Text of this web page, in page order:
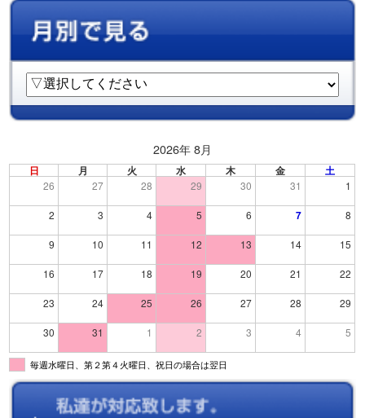
2026年 8月
日 月 火 水 木 金 土
26 27 28 29 30 31 1
2 3 4 5 6 7 8
9 10 11 12 13 14 15
16 17 18 19 20 21 22
23 24 25 26 27 28 29
30 31 1 2 3 4 5
毎週水曜日、第２第４火曜日、祝日の場合は翌日